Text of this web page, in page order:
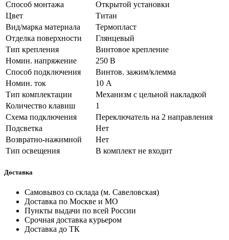
Способ монтажа
Открытой установки
Цвет
Титан
Вид/марка материала
Термопласт
Отделка поверхности
Глянцевый
Тип крепления
Винтовое крепление
Номин. напряжение
250 В
Способ подключения
Винтов. зажим/клемма
Номин. ток
10 А
Тип комплектации
Механизм с цельной накладкой
Количество клавиш
1
Схема подключения
Переключатель на 2 направления
Подсветка
Нет
Возвратно-нажимной
Нет
Тип освещения
В комплект не входит
Доставка
Самовывоз со склада (м. Савеловская)
Доставка по Москве и МО
Пункты выдачи по всей России
Срочная доставка курьером
Доставка до ТК